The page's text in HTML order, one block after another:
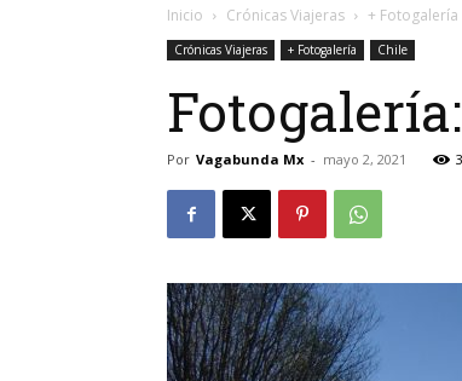
Inicio Crónicas Viajeras + Fotogalería
Crónicas Viajeras + Fotogalería Chile
Por Vagabunda Mx - mayo 2, 2021